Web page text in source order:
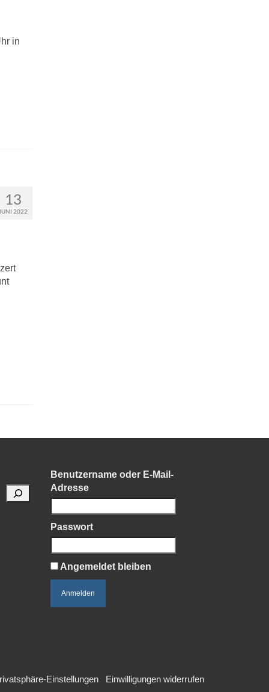
in
13
JUNI 2022
Benutzername oder E-Mail-
Adresse
Passwort
Angemeldet bleiben
Einstellungen Einwilligungen widerrufen